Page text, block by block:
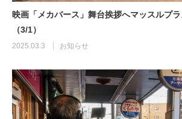
映画「メカバース」舞台挨拶へマッスルプ
（3/1）
2025.03.3 お知らせ